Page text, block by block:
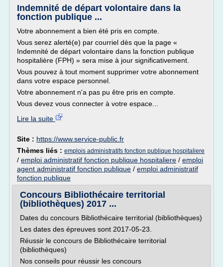
Indemnité de départ volontaire dans la
fonction publique ...
Votre abonnement a bien été pris en compte.
Vous serez alerté(e) par courriel dès que la page «
Indemnité de départ volontaire dans la fonction publique
hospitalière (FPH) » sera mise à jour significativement.
Vous pouvez à tout moment supprimer votre abonnement
dans votre espace personnel.
Votre abonnement n'a pas pu être pris en compte.
Vous devez vous connecter à votre espace...
Lire la suite
Site : https://www.service-public.fr
Thèmes liés : emplois administratifs fonction publique hospitaliere
/ emploi administratif fonction publique hospitaliere / emploi
agent administratif fonction publique / emploi administratif
fonction publique
Concours Bibliothécaire territorial
(bibliothèques) 2017 ...
Dates du concours Bibliothécaire territorial (bibliothèques)
Les dates des épreuves sont 2017-05-23.
Réussir le concours de Bibliothécaire territorial
(bibliothèques)
Nos conseils pour réussir les concours